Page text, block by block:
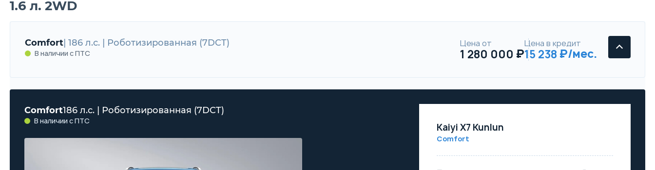
1.6 л. 2WD
Comfort | 186 л.с. | Роботизированная (7DCT)
В наличии с ПТС
Цена от
1 280 000
Цена в кредит
15 238
Comfort186 л.с. | Роботизированная (7DCT)
В наличии с ПТС
Kaiyi X7 Kunlun
Comfort